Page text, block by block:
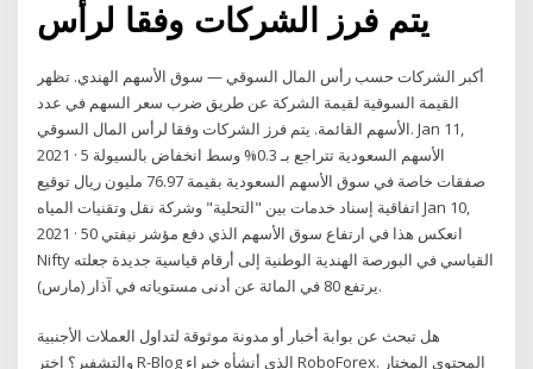
أكبر الشركات حسب رأس المال السوقي — سوق الأسهم الهندي. تظهر
القيمة السوقية لقيمة الشركة عن طريق ضرب سعر السهم في عدد
الأسهم القائمة. يتم فرز الشركات وفقا لرأس المال السوقي. Jan 11,
2021 · الأسهم السعودية تتراجع بـ 0.3% وسط انخفاض بالسيولة 5
صفقات خاصة في سوق الأسهم السعودية بقيمة 76.97 مليون ريال توقيع
اتفاقية إسناد خدمات بين "التحلية" وشركة نقل وتقنيات المياه Jan 10,
2021 · انعكس هذا في ارتفاع سوق الأسهم الذي دفع مؤشر نيفتي 50
Nifty القياسي في البورصة الهندية الوطنية إلى أرقام قياسية جديدة جعلته
يرتفع 80 في المائة عن أدنى مستوياته في آذار (مارس).
هل تبحث عن بوابة أخبار أو مدونة موثوقة لتداول العملات الأجنبية
والتشفير؟ اختر R-Blog الذي أنشأه خبراء RoboForex. المحتوى المختار